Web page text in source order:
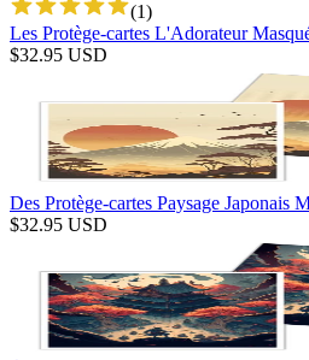
(1)
Les Protège-cartes L'Adorateur
$32.95 USD
Des Protège-cartes Paysage Japonais
$32.95 USD